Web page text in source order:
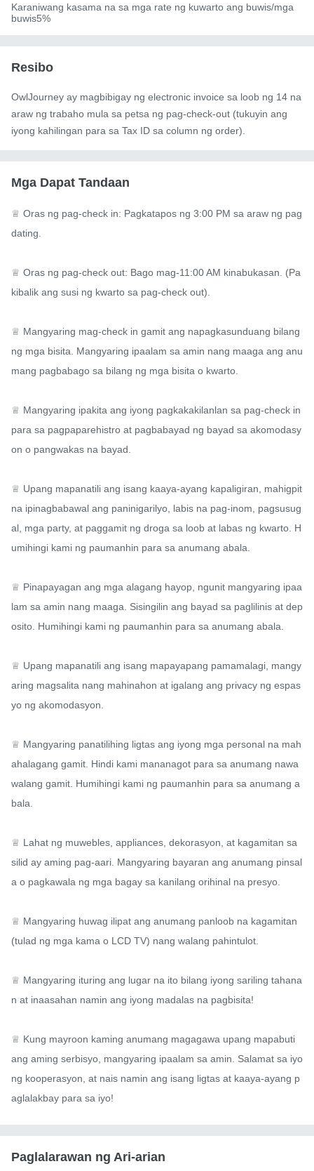
Karaniwang kasama na sa mga rate ng kuwarto ang buwis/mga
buwis5%
Resibo
OwlJourney ay magbibigay ng electronic invoice sa loob ng 14 na
araw ng trabaho mula sa petsa ng pag-check-out (tukuyin ang
iyong kahilingan para sa Tax ID sa column ng order).
Mga Dapat Tandaan
♕ Oras ng pag-check in: Pagkatapos ng 3:00 PM sa araw ng pag
dating.
♕ Oras ng pag-check out: Bago mag-11:00 AM kinabukasan. (Pa
kibalik ang susi ng kwarto sa pag-check out).
♕ Mangyaring mag-check in gamit ang napagkasunduang bilang
ng mga bisita. Mangyaring ipaalam sa amin nang maaga ang anu
mang pagbabago sa bilang ng mga bisita o kwarto.
♕ Mangyaring ipakita ang iyong pagkakakilanlan sa pag-check in
para sa pagpaparehistro at pagbabayad ng bayad sa akomodasy
on o pangwakas na bayad.
♕ Upang mapanatili ang isang kaaya-ayang kapaligiran, mahigpit
na ipinagbabawal ang paninigarilyo, labis na pag-inom, pagsusug
al, mga party, at paggamit ng droga sa loob at labas ng kwarto. H
umihingi kami ng paumanhin para sa anumang abala.
♕ Pinapayagan ang mga alagang hayop, ngunit mangyaring ipaa
lam sa amin nang maaga. Sisingilin ang bayad sa paglilinis at dep
osito. Humihingi kami ng paumanhin para sa anumang abala.
♕ Upang mapanatili ang isang mapayapang pamamalagi, mangy
aring magsalita nang mahinahon at igalang ang privacy ng espas
yo ng akomodasyon.
♕ Mangyaring panatilihing ligtas ang iyong mga personal na mah
ahalagang gamit. Hindi kami mananagot para sa anumang nawa
walang gamit. Humihingi kami ng paumanhin para sa anumang a
bala.
♕ Lahat ng muwebles, appliances, dekorasyon, at kagamitan sa
silid ay aming pag-aari. Mangyaring bayaran ang anumang pinsal
a o pagkawala ng mga bagay sa kanilang orihinal na presyo.
♕ Mangyaring huwag ilipat ang anumang panloob na kagamitan
(tulad ng mga kama o LCD TV) nang walang pahintulot.
♕ Mangyaring ituring ang lugar na ito bilang iyong sariling tahana
n at inaasahan namin ang iyong madalas na pagbisita!
♕ Kung mayroon kaming anumang magagawa upang mapabuti
ang aming serbisyo, mangyaring ipaalam sa amin. Salamat sa iyo
ng kooperasyon, at nais namin ang isang ligtas at kaaya-ayang p
aglalakbay para sa iyo!
Paglalarawan ng Ari-arian